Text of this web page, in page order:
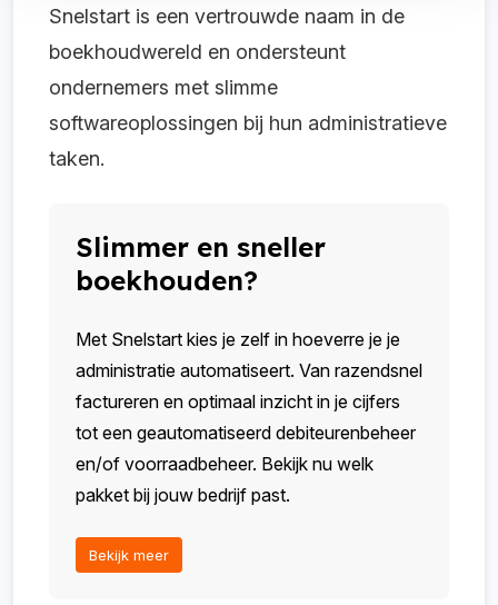
Snelstart is een vertrouwde naam in de
boekhoudwereld en ondersteunt
ondernemers met slimme
softwareoplossingen bij hun administratieve
taken.
Slimmer en sneller
boekhouden?
Met Snelstart kies je zelf in hoeverre je je
administratie automatiseert. Van razendsnel
factureren en optimaal inzicht in je cijfers
tot een geautomatiseerd debiteurenbeheer
en/of voorraadbeheer. Bekijk nu welk
pakket bij jouw bedrijf past.
Bekijk meer